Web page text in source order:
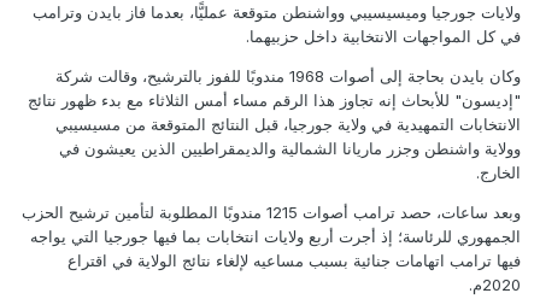
ولايات جورجيا وميسيسيبي وواشنطن متوقعة عمليًّا، بعدما فاز بايدن وترامب
في كل المواجهات الانتخابية داخل حزبيهما.
وكان بايدن بحاجة إلى أصوات 1968 مندوبًا للفوز بالترشيح، وقالت شركة
"إديسون" للأبحاث إنه تجاوز هذا الرقم مساء أمس الثلاثاء مع بدء ظهور نتائج
الانتخابات التمهيدية في ولاية جورجيا، قبل النتائج المتوقعة من مسيسيبي
وولاية واشنطن وجزر ماريانا الشمالية والديمقراطيين الذين يعيشون في
الخارج.
وبعد ساعات، حصد ترامب أصوات 1215 مندوبًا المطلوبة لتأمين ترشيح الحزب
الجمهوري للرئاسة؛ إذ أجرت أربع ولايات انتخابات بما فيها جورجيا التي يواجه
فيها ترامب اتهامات جنائية بسبب مساعيه لإلغاء نتائج الولاية في اقتراع
2020م.